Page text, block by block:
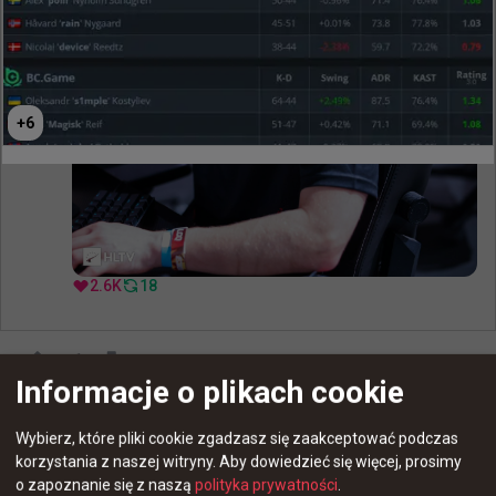
2.6K 18
-1
+6
Informacje o plikach cookie
Wybierz, które pliki cookie zgadzasz się zaakceptować podczas
korzystania z naszej witryny. Aby dowiedzieć się więcej, prosimy
o zapoznanie się z naszą polityka prywatności.